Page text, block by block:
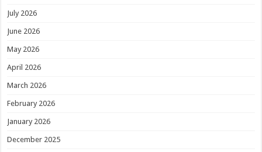
July 2026
June 2026
May 2026
April 2026
March 2026
February 2026
January 2026
December 2025